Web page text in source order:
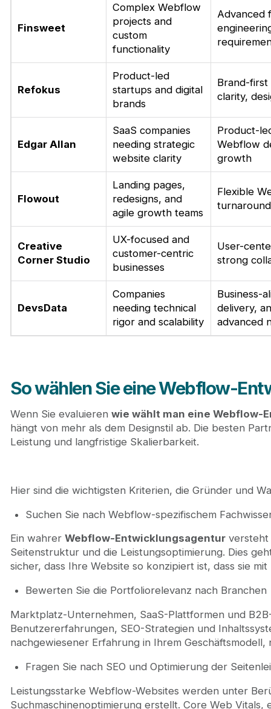
Finsweet
Complex Webflow
projects and
custom
functionality
Advanced
Refokus
Product-led
startups and digital
brands
Brand-
clarity,
Edgar Allan
SaaS companies
needing strategic
website clarity
Product-
Webflow
growth
Flowout
Landing pages,
redesigns, and
agile growth teams
Flexible
Creative
Corner Studio
UX-focused and
customer-centric
businesses
User-
strong
DevsData
Companies
needing technical
rigor and scalability
Business-
delivery,
advanced
So wählen Sie eine Webflow-
Wenn Sie evaluieren wie wählt man eine Webflow-
hängt von mehr als dem Designstil ab. Die besten
Leistung und langfristige Skalierbarkeit.
Hier sind die wichtigsten Kriterien, die Gründer und
Suchen Sie nach Webflow-spezifischem
Ein wahrer Webflow-Entwicklungsagenturversteht
Seitenstruktur und die Leistungsoptimierung. Dies
sicher, dass Ihre Website so konzipiert ist, dass sie
Bewerten Sie die Portfoliorelevanz nach Branchen
Marktplatz-Unternehmen, SaaS-Plattformen und
Benutzererfahrungen, SEO-Strategien und
nachgewiesener Erfahrung in Ihrem
Fragen Sie nach SEO und Optimierung der
Leistungsstarke Webflow-Websites werden unter
Suchmaschinenoptimierung erstellt. Core Web